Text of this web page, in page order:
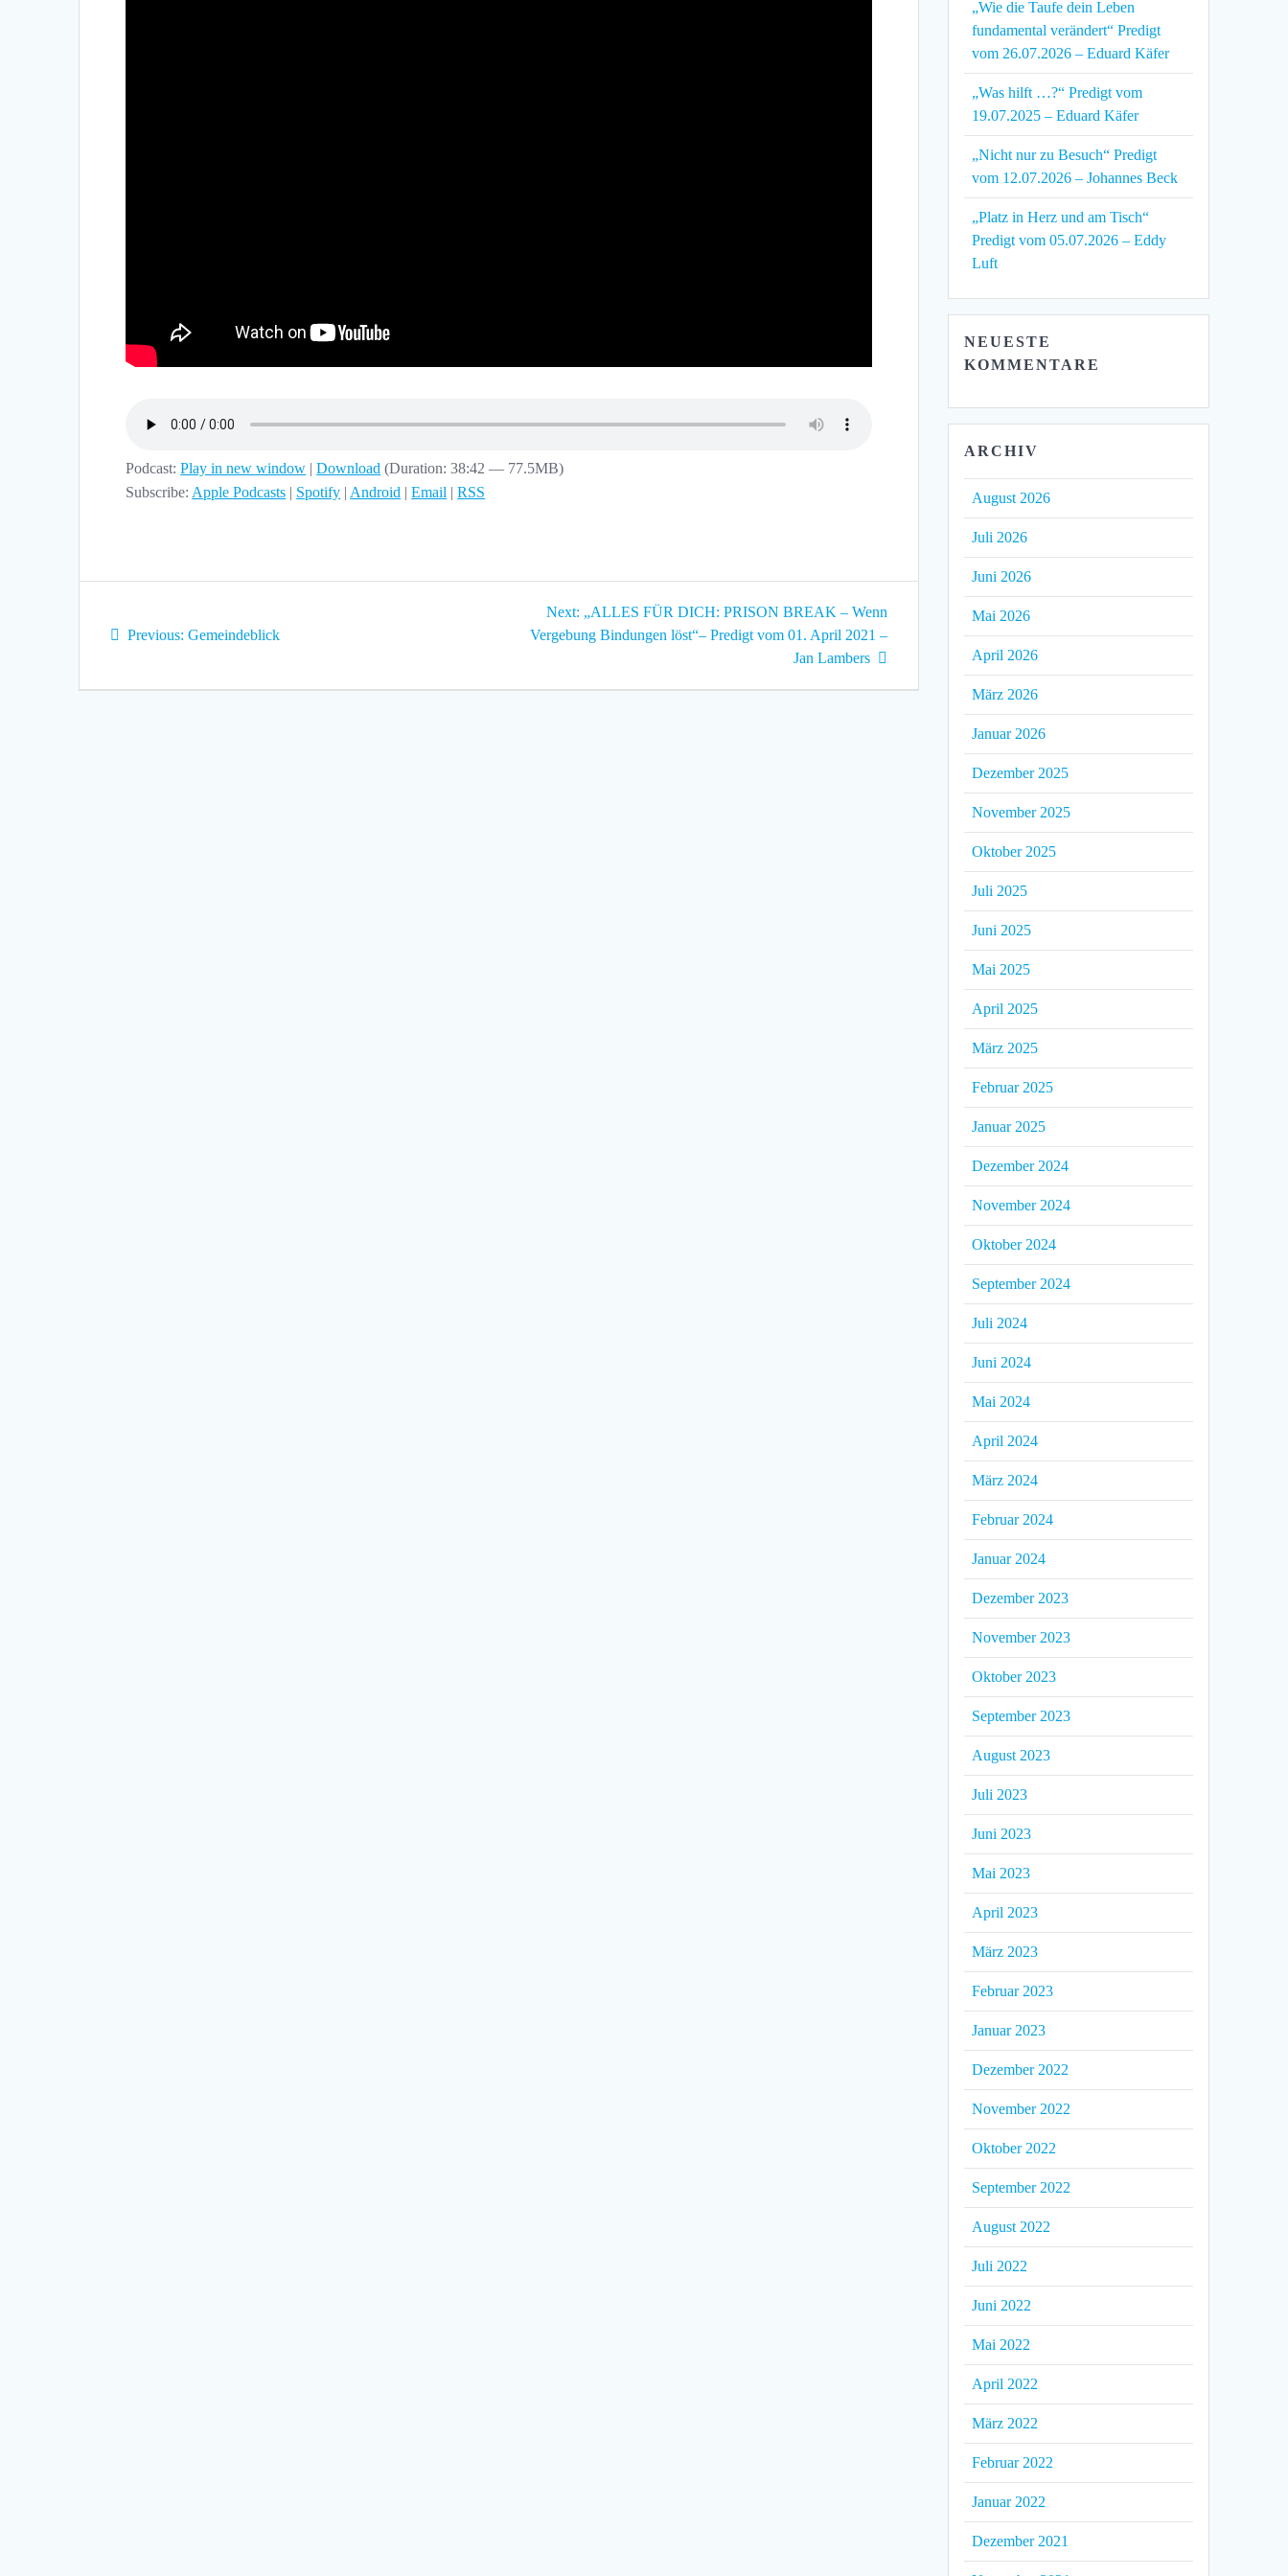
Podcast:Play in new window |Download (Duration: 38:42 — 77.5MB)
Subscribe: Apple Podcasts | Spotify | Android |Email |RSS
Previous: Previous
Gemeindeblick
Next:
Next
post:
„ALLES FÜR DICH: PRISON BREAK – Wenn
Vergebung Bindungen löst“– Predigt vom 01. April 2021 –
Jan Lambers
„Wie die Taufe dein Leben
fundamental verändert“ Predigt
vom 26.07.2026 – Eduard Käfer
„Was hilft …?“ Predigt vom
19.07.2025 – Eduard Käfer
„Nicht nur zu Besuch“ Predigt
vom 12.07.2026 – Johannes Beck
„Platz in Herz und am Tisch“
Predigt vom 05.07.2026 – Eddy
Luft
NEUESTE
KOMMENTARE
ARCHIV
August 2026
Juli 2026
Juni 2026
Mai 2026
April 2026
März 2026
Januar 2026
Dezember 2025
November 2025
Oktober 2025
Juli 2025
Juni 2025
Mai 2025
April 2025
März 2025
Februar 2025
Januar 2025
Dezember 2024
November 2024
Oktober 2024
September 2024
Juli 2024
Juni 2024
Mai 2024
April 2024
März 2024
Februar 2024
Januar 2024
Dezember 2023
November 2023
Oktober 2023
September 2023
August 2023
Juli 2023
Juni 2023
Mai 2023
April 2023
März 2023
Februar 2023
Januar 2023
Dezember 2022
November 2022
Oktober 2022
September 2022
August 2022
Juli 2022
Juni 2022
Mai 2022
April 2022
März 2022
Februar 2022
Januar 2022
Dezember 2021